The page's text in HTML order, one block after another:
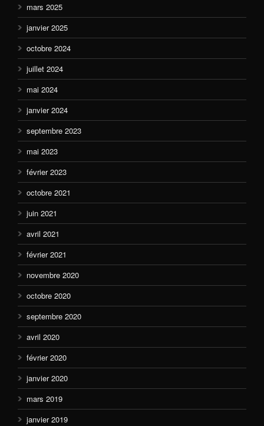
mars 2025
janvier 2025
octobre 2024
juillet 2024
mai 2024
janvier 2024
septembre 2023
mai 2023
février 2023
octobre 2021
juin 2021
avril 2021
février 2021
novembre 2020
octobre 2020
septembre 2020
avril 2020
février 2020
janvier 2020
mars 2019
janvier 2019